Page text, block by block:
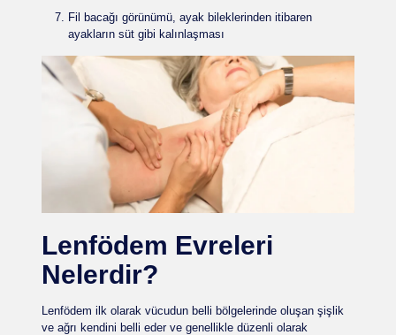
Fil bacağı görünümü, ayak bileklerinden itibaren
ayakların süt gibi kalınlaşması
Lenfödem Evreleri
Nelerdir?
Lenfödem ilk olarak vücudun belli bölgelerinde oluşan şişlik
ve ağrı kendini belli eder ve genellikle düzenli olarak